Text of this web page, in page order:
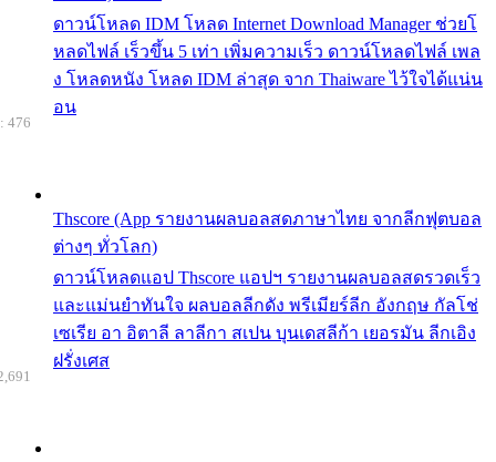
ดาวน์โหลด IDM โหลด Internet Download Manager ช่วยโ
หลดไฟล์ เร็วขึ้น 5 เท่า เพิ่มความเร็ว ดาวน์โหลดไฟล์ เพล
ง โหลดหนัง โหลด IDM ล่าสุด จาก Thaiware ไว้ใจได้แน่น
อน
Thscore (App รายงานผลบอลสดภาษาไทย จากลีกฟุตบอล
ต่างๆ ทั่วโลก)
ดาวน์โหลดแอป Thscore แอปฯ รายงานผลบอลสดรวดเร็ว
และแม่นยำทันใจ ผลบอลลีกดัง พรีเมียร์ลีก อังกฤษ กัลโช่
เซเรีย อา อิตาลี ลาลีกา สเปน บุนเดสลีก้า เยอรมัน ลีกเอิง
ฝรั่งเศส
476